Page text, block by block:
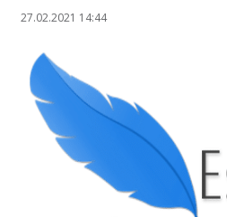
27.02.2021 14:44